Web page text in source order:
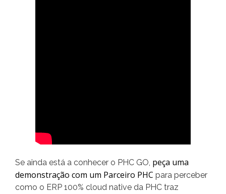
Se ainda está a conhecer o PHC GO, peça uma
demonstração com um Parceiro PHC para perceber
como o ERP 100% cloud native da PHC traz